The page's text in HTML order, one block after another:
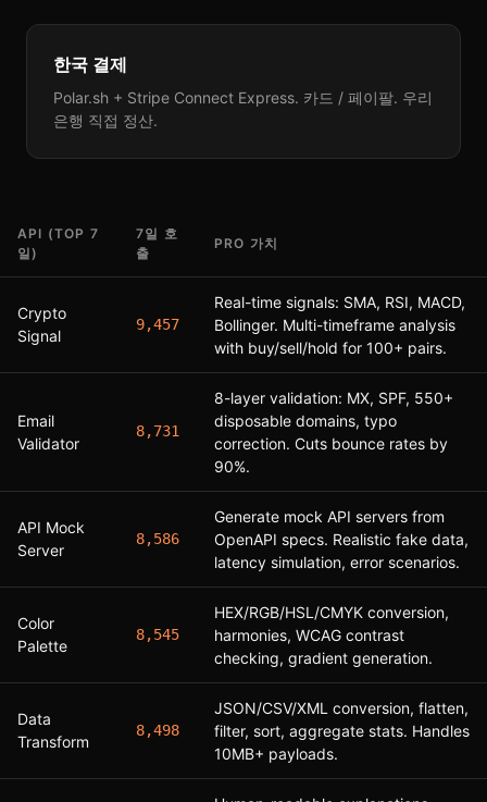
한국 결제
Polar.sh + Stripe Connect Express. 카드 / 페이팔. 우리
은행 직접 정산.
API (TOP 7
일)
7일 호
출
PRO 가치
Crypto
Signal
9,457
Real-time signals: SMA, RSI, MACD,
Bollinger. Multi-timeframe analysis
with buy/sell/hold for 100+ pairs.
Email
Validator
8,731
8-layer validation: MX, SPF, 550+
disposable domains, typo
correction. Cuts bounce rates by
90%.
API Mock
Server
8,586
Generate mock API servers from
OpenAPI specs. Realistic fake data,
latency simulation, error scenarios.
Color
Palette
8,545
HEX/RGB/HSL/CMYK conversion,
harmonies, WCAG contrast
checking, gradient generation.
Data
Transform
8,498
JSON/CSV/XML conversion, flatten,
filter, sort, aggregate stats. Handles
10MB+ payloads.